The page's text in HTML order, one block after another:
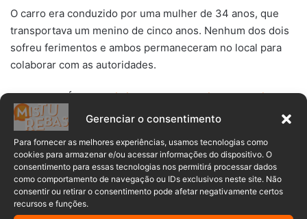
Gerenciar o consentimento
Para fornecer as melhores experiências, usamos tecnologias como
cookies para armazenar e/ou acessar informações do dispositivo. O
consentimento para essas tecnologias nos permitirá processar dados
como comportamento de navegação ou IDs exclusivos neste site. Não
consentir ou retirar o consentimento pode afetar negativamente certos
recursos e funções.
O carro era conduzido por uma mulher de 34 anos, que
transportava um menino de cinco anos. Nenhum dos dois
sofreu ferimentos e ambos permaneceram no local para
colaborar com as autoridades.
>> LEIA TAMBÉM:Motociclista morre em acidente no dia do
próprio aniversário em Jaraguá do Sul
O motociclista, no entanto, foi encontrado caído sobre a
pista, consciente, mas desorientado. Ele apresentava um
corte profundo na mão esquerda e diversas escoriações
pelo corpo. Após os primeiros socorros, foi conduzido ao
Hospital Bom Jesus para avaliação médica.